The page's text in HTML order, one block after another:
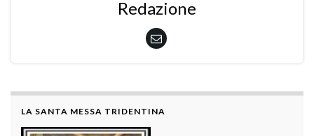
Redazione
LA SANTA MESSA TRIDENTINA